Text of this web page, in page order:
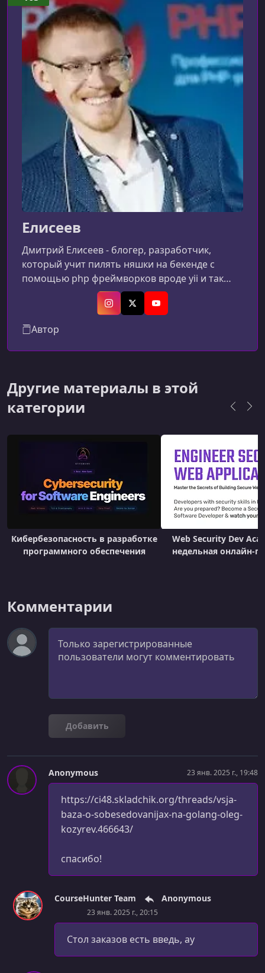
Елисеев
Дмитрий Елисеев - блогер, разработчик,
который учит пилять няшки на бекенде с
помощью php фреймворков вроде yii и так
InstagramX (Twitter)YouTube
Автор
Другие материалы в этой
категории
Кибербезопасность в разработке
программного обеспечения
Web Security Dev
недельная онлайн-
Комментарии
Комментарий
Добавить
Anonymous 23 янв. 2025 г., 19:48
https://ci48.skladchik.org/threads/vsja-
baza-o-sobesedovanijax-na-golang-oleg-
kozyrev.466643/
спасибо!
CourseHunter Team Anonymous
23 янв. 2025 г., 20:15
Стол заказов есть введь, ау